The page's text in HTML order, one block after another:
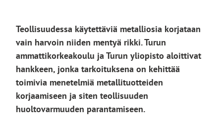
Teollisuudessa käytettäviä metalliosia korjataan
vain harvoin niiden mentyä rikki. Turun
ammattikorkeakoulu ja Turun yliopisto aloittivat
hankkeen, jonka tarkoituksena on kehittää
toimivia menetelmiä metallituotteiden
korjaamiseen ja siten teollisuuden
huoltovarmuuden parantamiseen.